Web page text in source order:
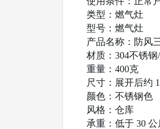
类型：燃气灶
型号：燃气灶
产品名称：防风
材质：304不锈钢
重量：400克
尺寸：展开后约
颜色：不锈钢色
风格：仓库
承重：低于 30 公